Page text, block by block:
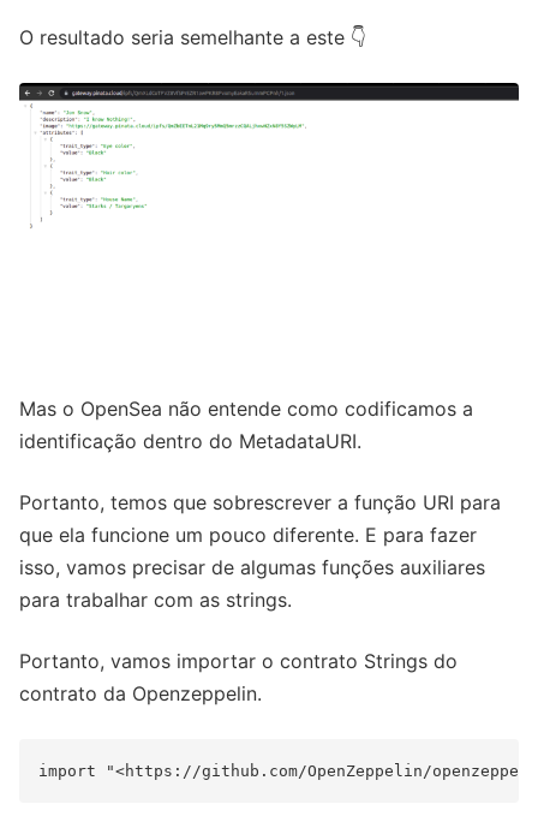
O resultado seria semelhante a este 👇
Mas o OpenSea não entende como codificamos a
identificação dentro do MetadataURI.
Portanto, temos que sobrescrever a função URI para
que ela funcione um pouco diferente. E para fazer
isso, vamos precisar de algumas funções auxiliares
para trabalhar com as strings.
Portanto, vamos importar o contrato Strings do
contrato da Openzeppelin.